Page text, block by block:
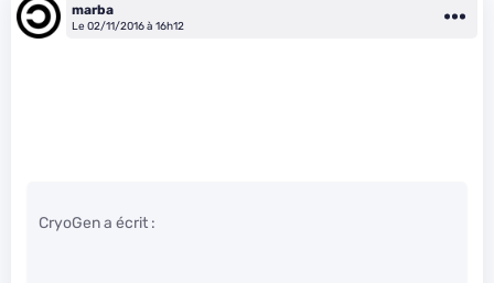
marba
Le 02/11/2016 à 16h12
CryoGen a écrit :